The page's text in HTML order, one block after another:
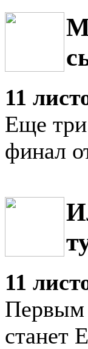
11
Еще три
финал
11
Первым
станет